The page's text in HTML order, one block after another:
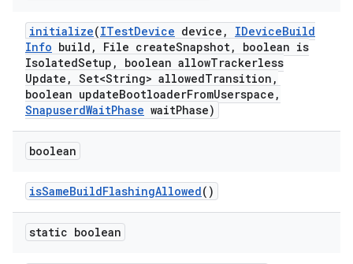
initialize(ITestDevice device , IDeviceBuild
Info build , File createSnapshot,
boolean is
IsolatedSetup , boolean allowTrackerless
Update , Set<String> allowedTransition ,
boolean updateBootloaderFromUserspace ,
SnapuserdWaitPhase waitPhase)
boolean
isSameBuildFlashingAllowed()
static boolean